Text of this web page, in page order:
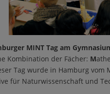
MINT Tag am
Kombination der Fächer: M
Tag wurde in Hamburg
für Naturwissenschaft und